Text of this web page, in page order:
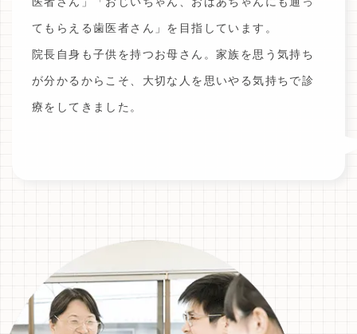
てもらえる歯医者さん」を目指しています。
院長自身も子供を持つお母さん。家族を思う気持ち
が分かるからこそ、大切な人を思いやる気持ちで診
療をしてきました。